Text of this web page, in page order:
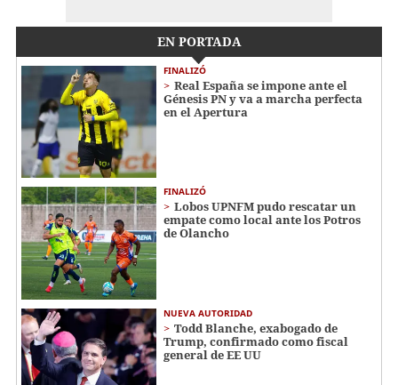
EN PORTADA
FINALIZÓ
Real España se impone ante el
Génesis PN y va a marcha perfecta
en el Apertura
FINALIZÓ
Lobos UPNFM pudo rescatar un
empate como local ante los Potros
de Olancho
NUEVA AUTORIDAD
Todd Blanche, exabogado de
Trump, confirmado como fiscal
general de EE UU